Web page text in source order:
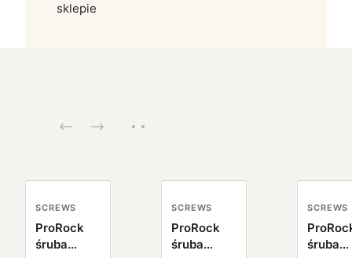
sklepie
SCREWS
ProRock
śruba
SCREWS
ProRock
śruba
SCREWS
śruba